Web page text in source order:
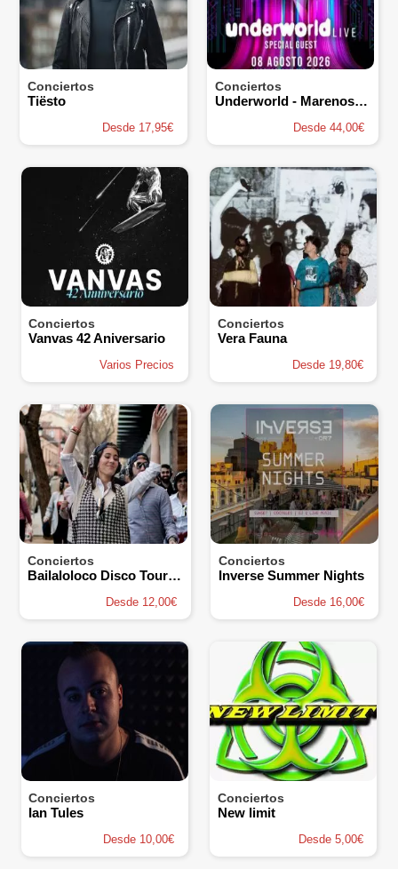
Conciertos
Tiësto
Desde 17,95€
Conciertos
Underworld - Marenostrum Fuengirola
Desde 44,00€
Conciertos
Vanvas 42 Aniversario
Varios Precios
Conciertos
Vera Fauna
Desde 19,80€
Conciertos
Bailaloloco Disco Tour Silencioso
Desde 12,00€
Conciertos
Inverse Summer Nights
Desde 16,00€
Conciertos
Ian Tules
Desde 10,00€
Conciertos
New limit
Desde 5,00€